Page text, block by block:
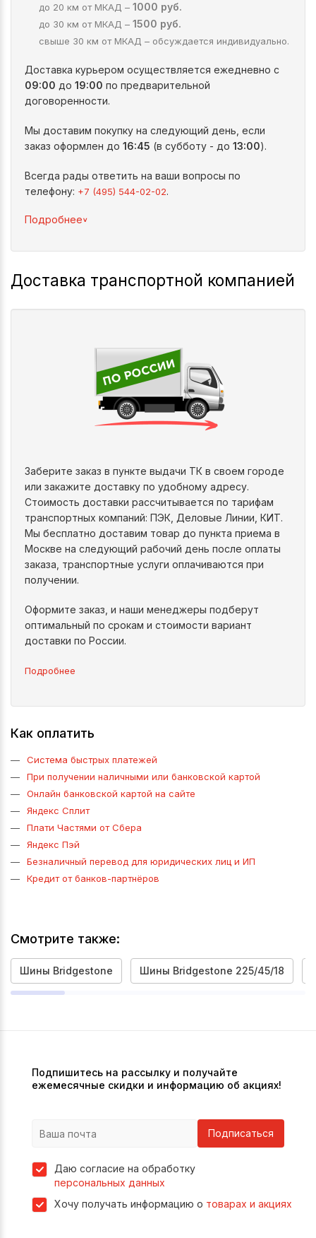
до 20 км от МКАД – 1000 руб.
до 30 км от МКАД – 1500 руб.
свыше 30 км от МКАД – обсуждается индивидуально.
Доставка курьером осуществляется ежедневно с
09:00 до 19:00 по предварительной
договоренности.
Мы доставим покупку на следующий день, если
заказ оформлен до 16:45 (в субботу - до 13:00).
Всегда рады ответить на ваши вопросы по
телефону: +7 (495) 544-02-02.
Подробнее^
Доставка транспортной компанией
Заберите заказ в пункте выдачи ТК в своем городе
или закажите доставку по удобному адресу.
Стоимость доставки рассчитывается по тарифам
транспортных компаний: ПЭК, Деловые Линии, КИТ.
Мы бесплатно доставим товар до пункта приема в
Москве на следующий рабочий день после оплаты
заказа, транспортные услуги оплачиваются при
получении.
Оформите заказ, и наши менеджеры подберут
оптимальный по срокам и стоимости вариант
доставки по России.
Подробнее
Как оплатить
Система быстрых платежей
При получении наличными или банковской картой
Онлайн банковской картой на сайте
Яндекс Сплит
Плати Частями от Сбера
Яндекс Пэй
Безналичный перевод для юридических лиц и ИП
Кредит от банков-партнёров
Смотрите также:
Шины Bridgestone Шины Bridgestone 225/45/18
Подпишитесь на рассылку и получайте
ежемесячные скидки и информацию об акциях!
Подписаться
Даю согласие на обработку
персональных данных
Хочу получать информацию о товарах и акциях